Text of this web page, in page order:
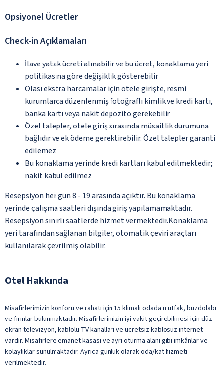
Opsiyonel Ücretler
Check-in Açıklamaları
İlave yatak ücreti alınabilir ve bu ücret, konaklama yeri
politikasına göre değişiklik gösterebilir
Olası ekstra harcamalar için otele girişte, resmi
kurumlarca düzenlenmiş fotoğraflı kimlik ve kredi kartı,
banka kartı veya nakit depozito gerekebilir
Özel talepler, otele giriş sırasında müsaitlik durumuna
bağlıdır ve ek ödeme gerektirebilir. Özel talepler garanti
edilemez
Bu konaklama yerinde kredi kartları kabul edilmektedir;
nakit kabul edilmez
Resepsiyon her gün 8 - 19 arasında açıktır. Bu konaklama
yerinde çalışma saatleri dışında giriş yapılamamaktadır.
Resepsiyon sınırlı saatlerde hizmet vermektedir.Konaklama
yeri tarafından sağlanan bilgiler, otomatik çeviri araçları
kullanılarak çevrilmiş olabilir.
Otel Hakkında
Misafirlerimizin konforu ve rahatı için 15 klimalı odada mutfak, buzdolabı
ve fırınlar bulunmaktadır. Misafirlerimizin iyi vakit geçirebilmesi için düz
ekran televizyon, kablolu TV kanalları ve ücretsiz kablosuz internet
vardır. Misafirlere emanet kasası ve ayrı oturma alanı gibi imkânlar ve
kolaylıklar sunulmaktadır. Ayrıca günlük olarak oda/kat hizmeti
verilmektedir.